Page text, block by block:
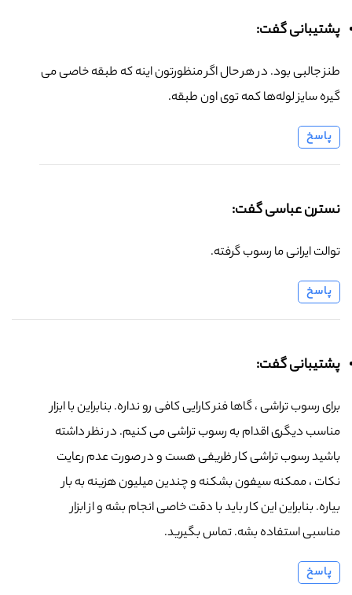
پشتیبانی گفت:
طنز جالبی بود. در هر حال اگر منظورتون اینه که طبقه خاصی می
گیره سایز لوله‌ها کمه توی اون طبقه.
پاسخ
نسترن عباسی گفت:
توالت ایرانی ما رسوب گرفته.
پاسخ
پشتیبانی گفت:
برای رسوب تراشی ، گاها فنر کارایی کافی رو نداره. بنابراین با ابزار
مناسب دیگری اقدام به رسوب تراشی می کنیم. در نظر داشته
باشید رسوب تراشی کار ظریفی هست و در صورت عدم رعایت
نکات ، ممکنه سیفون بشکنه و چندین میلیون هزینه به بار
بیاره. بنابراین این کار باید با دقت خاصی انجام بشه و از ابزار
مناسبی استفاده بشه. تماس بگیرید.
پاسخ